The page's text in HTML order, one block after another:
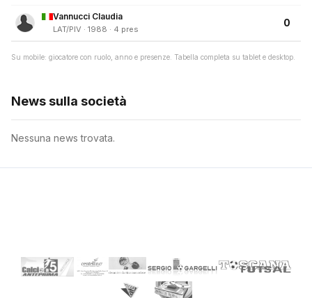
Vannucci Claudia
LAT/PIV · 1988 · 4 pres
0
Su mobile: giocatore con ruolo, anno e presenze. Tabella completa su tablet e desktop.
News sulla società
Nessuna news trovata.